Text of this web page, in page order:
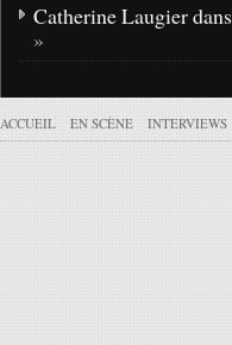
Catherine Laugier dans
»
ACCUEIL EN SCÈNE INTERVIEWS